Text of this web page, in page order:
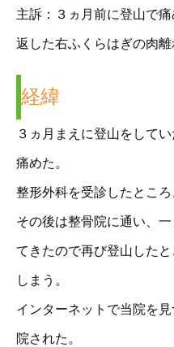
主訴：３ヵ月前に登山で
返した右ふくらはぎの肉離
経緯
３ヵ月まえに登山をして
痛めた。
整形外科を受診したところ
その後は整骨院に通い、
てきたので再び登山した
しまう。
インターネットで当院を
院された。